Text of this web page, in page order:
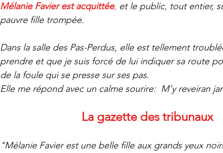
Mélanie Favier est acquittée, et le public, tout entier,
pauvre fille trompée.
Dans la salle des Pas-Perdus, elle est tellement
prendre et que je suis forcé de lui indiquer sa route
de la foule qui se presse sur ses pas.
Elle me répond avec un calme sourire:  M’y reveiran
La gazette des tribunaux
"Mélanie Favier est une belle fille aux grands yeux